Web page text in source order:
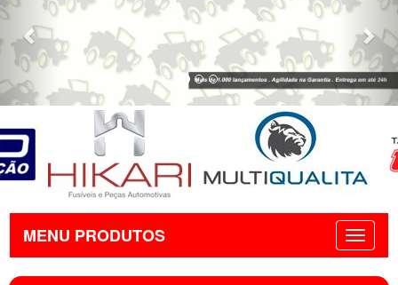
MENU PRODUTOS